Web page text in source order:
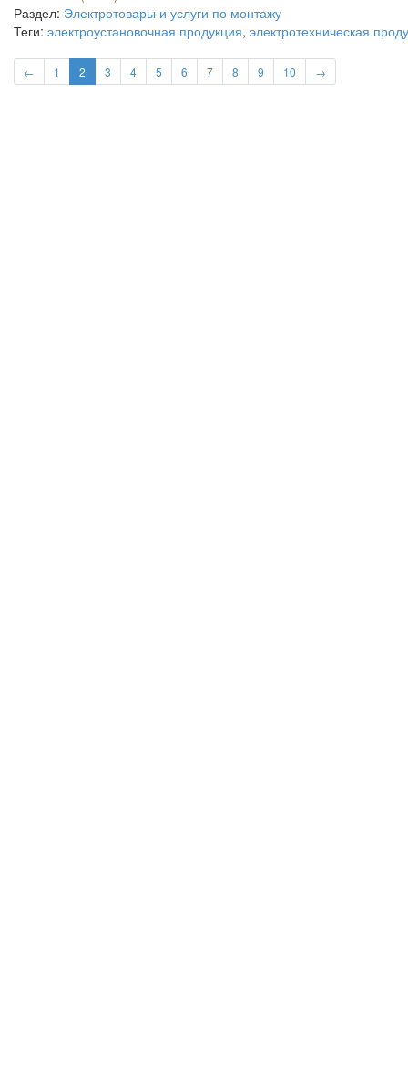
Раздел: Электротовары и услуги по монтажу
Теги: электроустановочная продукция, электротехническая
← 1 2 3 4 5 6 7 8 9 10 →